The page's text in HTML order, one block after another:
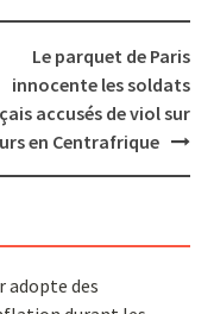
Le parquet de Paris
innocente les soldats
accusés de viol sur
en Centrafrique
adopte des